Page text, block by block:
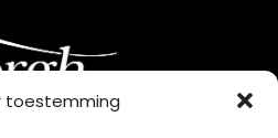
toestemming